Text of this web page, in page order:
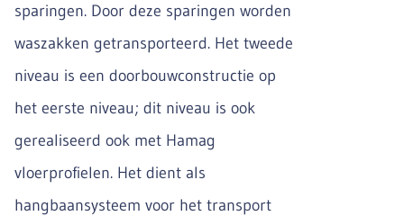
sparingen. Door deze sparingen worden
waszakken getransporteerd. Het tweede
niveau is een doorbouwconstructie op
het eerste niveau; dit niveau is ook
gerealiseerd ook met Hamag
vloerprofielen. Het dient als
hangbaansysteem voor het transport